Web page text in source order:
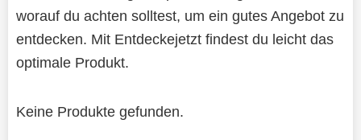
worauf du achten solltest, um ein gutes Angebot zu
entdecken. Mit Entdeckejetzt findest du leicht das
optimale Produkt.
Keine Produkte gefunden.